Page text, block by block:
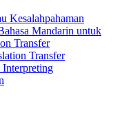
Kesalahpahaman
Mandarin untuk
Transfer
Transfer
Interpreting